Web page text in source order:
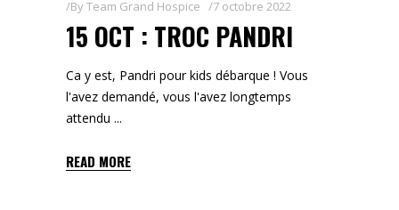
ByTeam Grand Hospice 7 octobre 2022
15 OCT : TROC PANDRI
Ca y est, Pandri pour kids débarque ! Vous
l'avez demandé, vous l'avez longtemps
attendu
READ MORE